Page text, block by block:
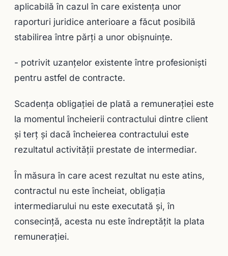
aplicabilă în cazul în care existenţa unor
raporturi juridice anterioare a făcut posibilă
stabilirea între părţi a unor obişnuinţe.
- potrivit uzanţelor existente între profesionişti
pentru astfel de contracte.
Scadenţa obligaţiei de plată a remuneraţiei este
la momentul încheierii contractului dintre client
şi terţ şi dacă încheierea contractului este
rezultatul activităţii prestate de intermediar.
În măsura în care acest rezultat nu este atins,
contractul nu este încheiat, obligaţia
intermediarului nu este executată şi, în
consecinţă, acesta nu este îndreptăţit la plata
remuneraţiei.